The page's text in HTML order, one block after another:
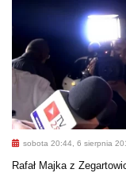
sobota 20:44, 6 sierpnia
Rafał Majka z